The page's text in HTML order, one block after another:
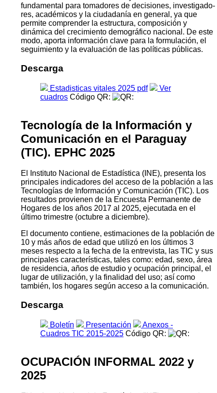
La información contenida en este material proviene de
las actas de nacimientos, matrimonios y defunciones
registradas durante el año 2025 por la DGREC. A partir
de esta edición, el procesamiento y análisis de la infor­
mación se encuentra a cargo de la Dirección de Gestión
de los Registros Administrativos con Fines Estadísticos
Las estadísticas vitales constituyen una herramienta
fundamental para tomadores de decisiones, investigado­
res, académicos y la ciudadanía en general, ya que
permite comprender la estructura, composición y
segui­miento y la evaluación de las políticas públicas.
Descarga
cuadrosCódigo QR:
Tecnología de la Información y
Comunicación en el Paraguay
(TIC). EPHC 2025
El Instituto Nacional de Estadística (INE), presenta los
principales indicadores del acceso de la población a las
Tecnologías de Información y Comunicación (TIC). Los
resultados provienen de la Encuesta Permanente de
Hogares de los años 2017 al 2025, ejecutada en el
El documento contiene, estimaciones de la población de
10 y más años de edad que utilizó en los últimos 3
meses respecto a la fecha de la entrevista, las TIC y sus
principales características, tales como: edad, sexo, área
también, los hogares según acceso a la comunicación.
Descarga